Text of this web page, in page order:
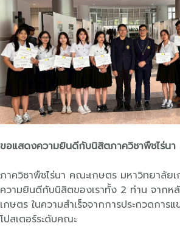
ขอแสดงความยินดีกับนิสิตภาควิชาพืชไร่นา
ภาควิชาพืชไร่นา คณะเกษตร มหาวิทยาลัย
ความยินดีกับนิสิตของเราทั้ง 2 ท่าน จากห
เกษตร ในความสำเร็จจากการประกวดการ
โปสเตอร์ระดับคณะ